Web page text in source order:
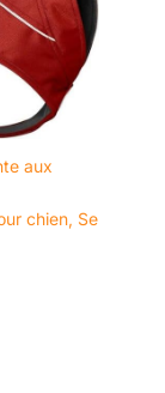
aux
chien, Se